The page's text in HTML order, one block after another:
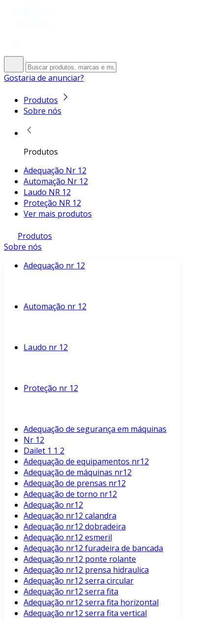
Gostaria de anunciar?
Produtos
Sobre nós
Produtos
Adequação Nr 12
Automação Nr 12
Laudo NR 12
Proteção NR 12
Ver mais produtos
Produtos
Sobre nós
Adequação nr 12
Automação nr 12
Laudo nr 12
Proteção nr 12
Adequação de segurança em máquinas
Nr 12
Dailet 1 1 2
Adequação de equipamentos nr12
Adequação de máquinas nr12
Adequação de prensas nr12
Adequação de torno nr12
Adequação nr12
Adequação nr12 calandra
Adequação nr12 dobradeira
Adequação nr12 esmeril
Adequação nr12 furadeira de bancada
Adequação nr12 ponte rolante
Adequação nr12 prensa hidraulica
Adequação nr12 serra circular
Adequação nr12 serra fita
Adequação nr12 serra fita horizontal
Adequação nr12 serra fita vertical